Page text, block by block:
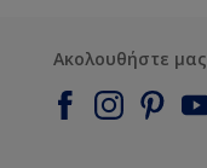
Ακολουθήστε μας